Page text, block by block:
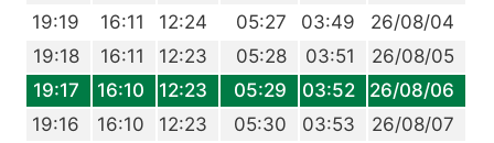
26/08/04
03:49
05:27
12:24
16:11
19:19
26/08/05
03:51
05:28
12:23
16:11
19:18
26/08/06
03:52
05:29
12:23
16:10
19:17
26/08/07
03:53
05:30
12:23
16:10
19:16